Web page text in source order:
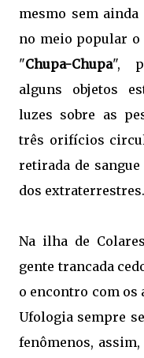
mesmo sem
no meio popular o
"Chupa-Chupa",
alguns objetos
luzes sobre as
três orifícios
retirada de
dos extraterrestres.
Na ilha de
gente trancada
o encontro com os
Ufologia sempre
fenômenos,